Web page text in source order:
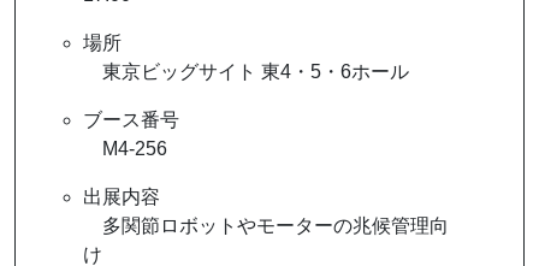
場所
東京ビッグサイト 東4・5・6ホール
ブース番号
M4-256
出展内容
多関節ロボットやモーターの兆候管理向
け